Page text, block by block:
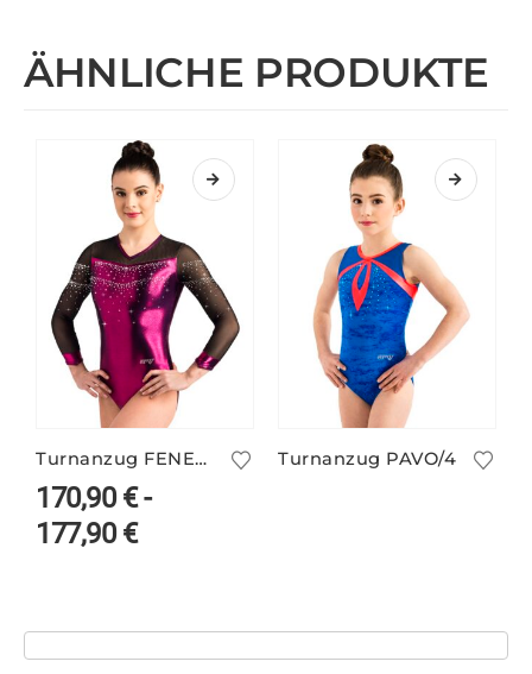
ÄHNLICHE PRODUKTE
Turnanzug FENELLA/1 mit Glitzer
170,90€-
177,90€
Turnanzug PAVO/4